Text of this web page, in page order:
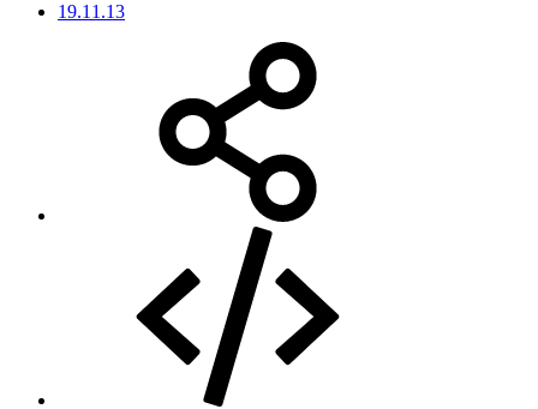
19.11.13